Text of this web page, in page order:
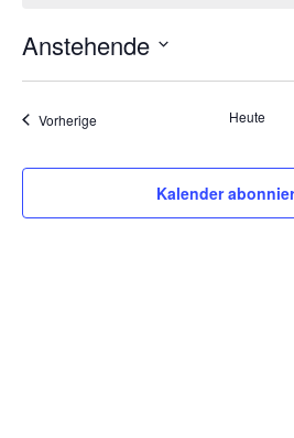
Anstehende
Datum
VorherigeVeranstaltungen Heute
Kalender